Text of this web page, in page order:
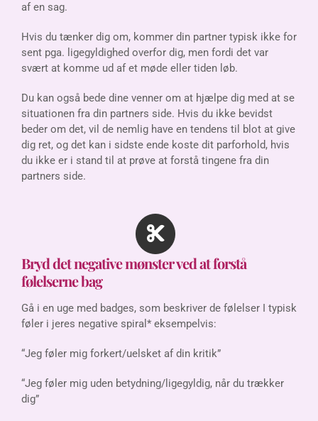
af en sag.
Hvis du tænker dig om, kommer din partner typiskikke for
sent pga. ligegyldighed overfor dig, men fordi det var
svært at komme ud af et møde eller tiden løb.
Du kan også bede dine venner om at hjælpe dig med at se
situationen fra din partners side. Hvis du ikke bevidst
beder om det, vil de nemlig have en tendens til blot at give
dig ret, og det kan i sidste ende koste dit parforhold, hvis
du ikke er i stand til at prøve at forstå tingene fra din
partners side.
Bryd det negative mønster ved at forstå
følelserne bag
Gå i en uge med badges, som beskriver de følelser I typisk
føler i jeres negative spiral* eksempelvis:
“Jeg føler mig forkert/uelsket af din kritik”
“Jeg føler mig uden betydning/ligegyldig, når du trækker
dig”